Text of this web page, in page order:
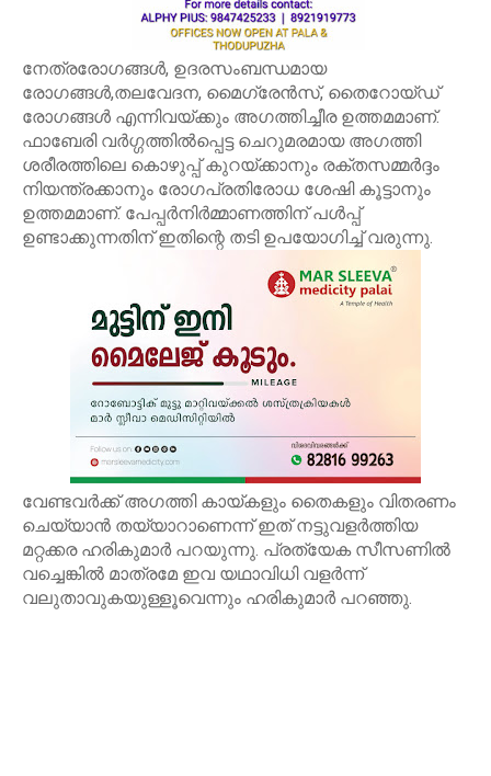
നേത്രരോഗങ്ങള്‍, ഉദരസംബന്ധമായ
രോഗങ്ങള്‍,തലവേദന, മൈഗ്രേന്‍സ്, തൈറോയ്ഡ്
രോഗങ്ങള്‍ എന്നിവയ്ക്കും അഗത്തിച്ചീര ഉത്തമമാണ്.
ഫാബേരി വര്‍ഗ്ഗത്തില്‍പ്പെട്ട ചെറുമരമായ അഗത്തി
ശരീരത്തിലെ കൊഴുപ്പ് കുറയ്ക്കാനും രക്തസമ്മര്‍ദ്ദം
നിയന്ത്രക്കാനും രോഗപ്രതിരോധ ശേഷി കൂട്ടാനും
ഉത്തമമാണ്. പേപ്പര്‍നിര്‍മ്മാണത്തിന് പള്‍പ്പ്
ഉണ്ടാക്കുന്നതിന് ഇതിന്റെ തടി ഉപയോഗിച്ച് വരുന്നു.
വേണ്ടവര്‍ക്ക് അഗത്തി കായ്കളും തൈകളും വിതരണം
ചെയ്യാന്‍ തയ്യാറാണെന്ന് ഇത് നട്ടുവളര്‍ത്തിയ
മറ്റക്കര ഹരികുമാര്‍ പറയുന്നു. പ്രത്യേക സീസണില്‍
വച്ചെങ്കില്‍ മാത്രമേ ഇവ യഥാവിധി വളര്‍ന്ന്
വലുതാവുകയുള്ളൂവെന്നും ഹരികുമാര്‍ പറഞ്ഞു.